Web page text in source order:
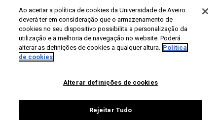
Ao aceitar a política de cookies da Universidade de Aveiro
deverá ter em consideração que o armazenamento de
cookies no seu dispositivo possibilita a personalização da
utilização e a melhoria de navegação no website. Poderá
alterar as definições de cookies a qualquer altura. Política
de cookies
Alterar definições de cookies
Rejeitar Tudo